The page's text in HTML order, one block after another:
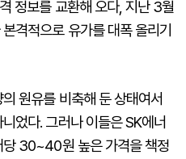
정보를 교환해 오다, 지난 3월
격적으로 유가를 대폭 올리기
원유를 비축해 둔 상태여서
었다. 그러나 이들은 SK에너
당 30~40원 높은 가격을 책정